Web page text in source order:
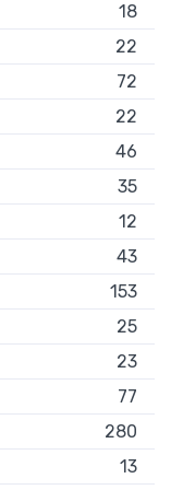
18
22
72
22
46
35
12
43
153
25
23
77
280
13